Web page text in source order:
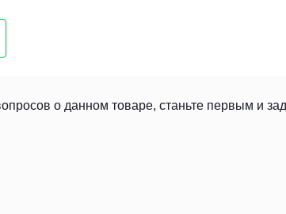
о данном товаре, станьте первым и